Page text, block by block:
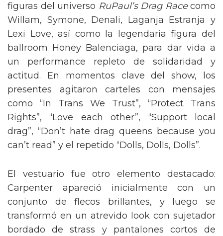
figuras del universo RuPaul’s Drag Racecomo
Willam, Symone, Denali, Laganja Estranja y
Lexi Love, así como la legendaria figura del
ballroom Honey Balenciaga, para dar vida a
un performance repleto de solidaridad y
actitud. En momentos clave del show, los
presentes agitaron carteles con mensajes
como “In Trans We Trust”, “Protect Trans
Rights”, “Love each other”, “Support local
drag”, “Don’t hate drag queens because you
can’t read” y el repetido “Dolls, Dolls, Dolls”.
El vestuario fue otro elemento destacado:
Carpenter apareció inicialmente con un
conjunto de flecos brillantes, y luego se
transformó en un atrevido look con sujetador
bordado de strass y pantalones cortos de